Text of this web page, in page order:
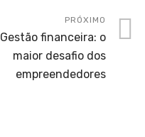
PRÓXIMO
Gestão financeira: o
maior desafio dos
empreendedores